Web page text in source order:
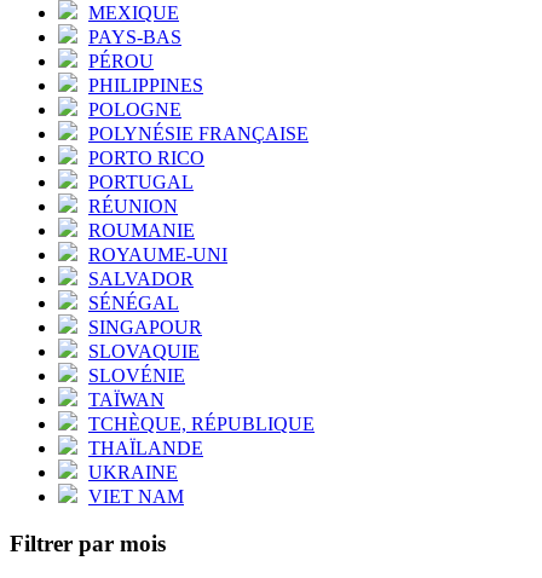
MEXIQUE
PAYS-BAS
PÉROU
PHILIPPINES
POLOGNE
POLYNÉSIE FRANÇAISE
PORTO RICO
PORTUGAL
RÉUNION
ROUMANIE
ROYAUME-UNI
SALVADOR
SÉNÉGAL
SINGAPOUR
SLOVAQUIE
SLOVÉNIE
TAÏWAN
TCHÈQUE, RÉPUBLIQUE
THAÏLANDE
UKRAINE
VIET NAM
Filtrer par mois